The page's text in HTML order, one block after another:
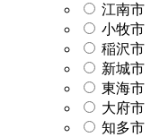
江南市
小牧市
稲沢市
新城市
東海市
大府市
知多市